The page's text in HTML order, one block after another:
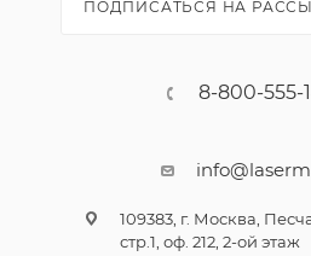
ПОДПИСАТЬСЯ НА
8-800-555-
109383, г. Москва,
стр.1, оф. 212, 2-ой этаж